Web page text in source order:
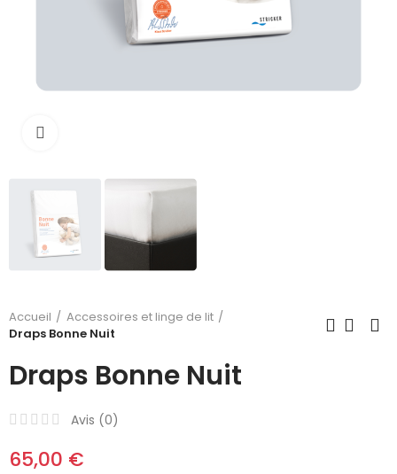
Accueil
Accessoires et linge de lit
Draps Bonne Nuit
Draps Bonne Nuit
Avis (0)
65,00 €